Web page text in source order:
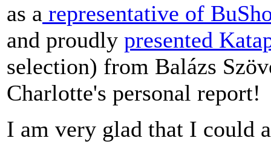
as a representative of
and proudly presented
selection) from Balázs
Charlotte's personal report!
I am very glad that I could